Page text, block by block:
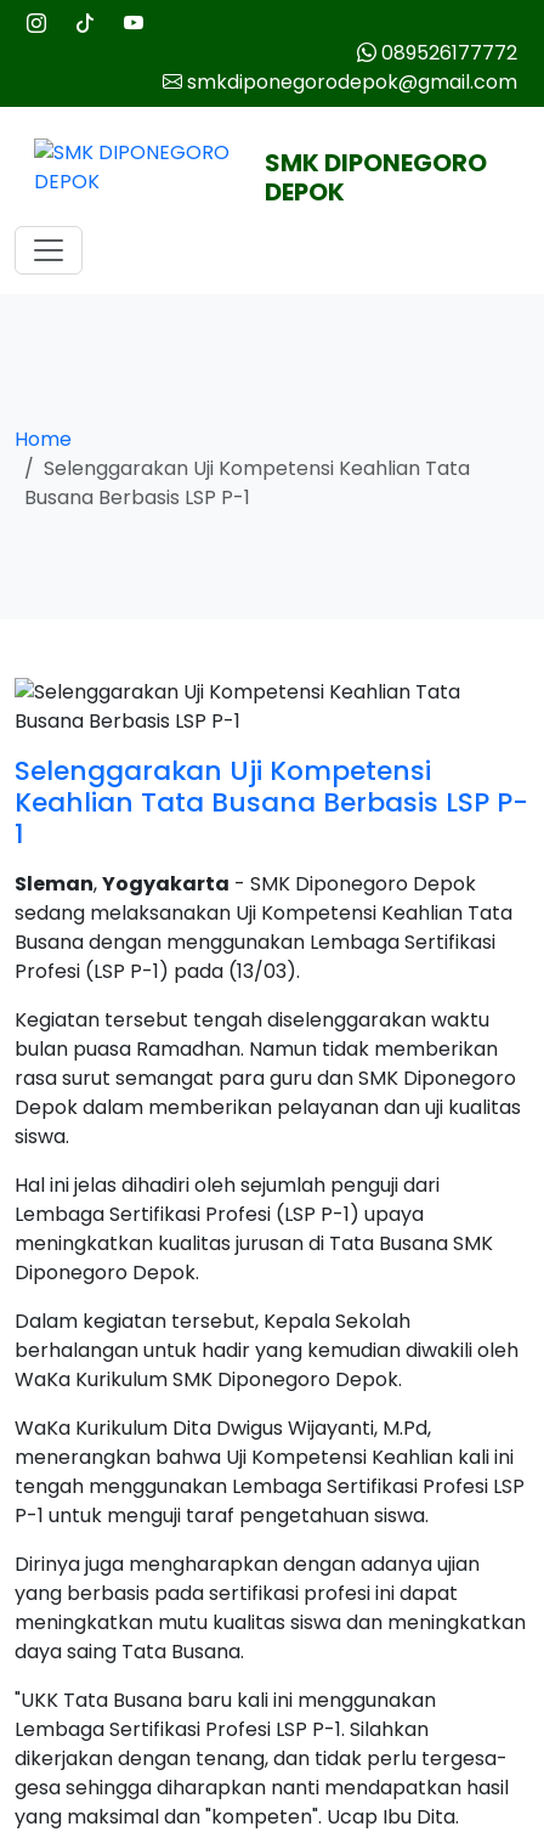
089526177772
smkdiponegorodepok@gmail.com
SMK DIPONEGORO
DEPOK
Home
Selenggarakan Uji Kompetensi Keahlian Tata
Busana Berbasis LSP P-1
Selenggarakan Uji Kompetensi
Keahlian Tata Busana Berbasis LSP P-
1
Sleman,Yogyakarta - SMK Diponegoro Depok
sedang melaksanakan Uji Kompetensi Keahlian Tata
Busana dengan menggunakan Lembaga Sertifikasi
Profesi (LSP P-1) pada (13/03).
Kegiatan tersebut tengah diselenggarakan waktu
bulan puasa Ramadhan. Namun tidak memberikan
rasa surut semangat para guru dan SMK Diponegoro
Depok dalam memberikan pelayanan dan uji kualitas
siswa.
Hal ini jelas dihadiri oleh sejumlah penguji dari
Lembaga Sertifikasi Profesi (LSP P-1) upaya
meningkatkan kualitas jurusan di Tata Busana SMK
Diponegoro Depok.
Dalam kegiatan tersebut, Kepala Sekolah
berhalangan untuk hadir yang kemudian diwakili oleh
WaKa Kurikulum SMK Diponegoro Depok.
WaKa Kurikulum Dita Dwigus Wijayanti, M.Pd,
menerangkan bahwa Uji Kompetensi Keahlian kali ini
tengah menggunakan Lembaga Sertifikasi Profesi LSP
P-1 untuk menguji taraf pengetahuan siswa.
Dirinya juga mengharapkan dengan adanya ujian
yang berbasis pada sertifikasi profesi ini dapat
meningkatkan mutu kualitas siswa dan meningkatkan
daya saing Tata Busana.
"UKK Tata Busana baru kali ini menggunakan
Lembaga Sertifikasi Profesi LSP P-1. Silahkan
dikerjakan dengan tenang, dan tidak perlu tergesa-
gesa sehingga diharapkan nanti mendapatkan hasil
yang maksimal dan "kompeten". Ucap Ibu Dita.